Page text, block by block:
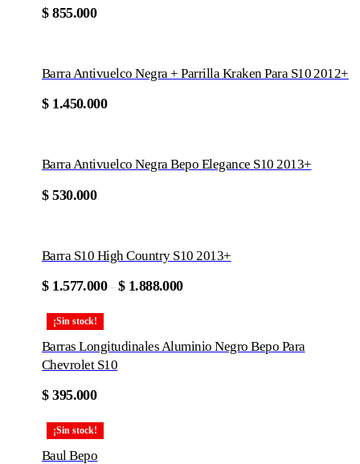
$ 855.000
Barra Antivuelco Negra + Parrilla Kraken Para S10 2012+
$ 1.450.000
Barra Antivuelco Negra Bepo Elegance S10 2013+
$ 530.000
Barra S10 High Country S10 2013+
$ 1.577.000– $ 1.888.000
Las
¡Sin stock!
Barras Longitudinales Aluminio Negro Bepo Para
Chevrolet S10
$ 395.000
¡Sin stock!
Baul Bepo